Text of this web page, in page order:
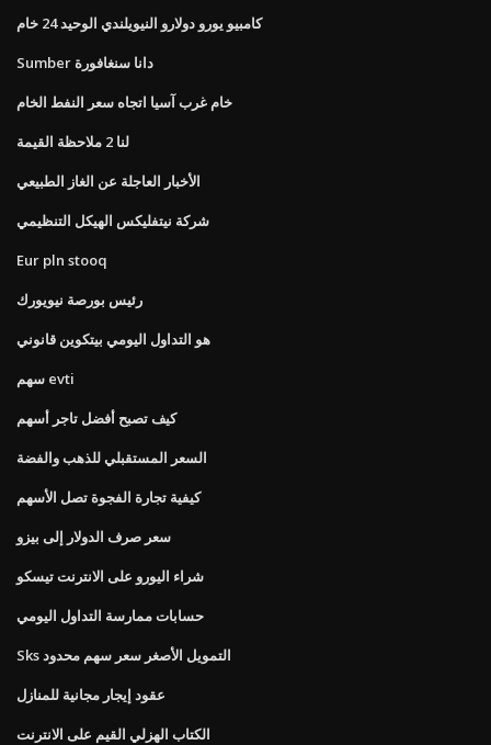
كامبيو يورو دولارو النيويلندي الوحيد 24 خام
Sumber دانا سنغافورة
خام غرب آسيا اتجاه سعر النفط الخام
لنا 2 ملاحظة القيمة
الأخبار العاجلة عن الغاز الطبيعي
شركة نيتفليكس الهيكل التنظيمي
Eur pln stooq
رئيس بورصة نيويورك
هو التداول اليومي بيتكوين قانوني
سهم evti
كيف تصبح أفضل تاجر أسهم
السعر المستقبلي للذهب والفضة
كيفية تجارة الفجوة تصل الأسهم
سعر صرف الدولار إلى بيزو
شراء اليورو على الانترنت تيسكو
حسابات ممارسة التداول اليومي
Sks التمويل الأصغر سعر سهم محدود
عقود إيجار مجانية للمنازل
الكتاب الهزلي القيم على الانترنت